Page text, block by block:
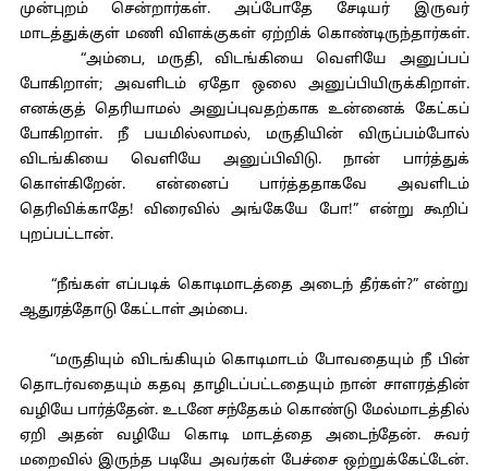
முன்புறம் சென்றார்கள். அப்போதே சேடியர் இருவர்
மாடத்துக்குள் மணி விளக்குகள் ஏற்றிக் கொண்டிருந்தார்கள்.
“அம்பை, மருதி, விடங்கியை வெளியே அனுப்பப்
போகிறாள்; அவளிடம் ஏதோ ஒலை அனுப்பியிருக்கிறாள்.
எனக்குத் தெரியாமல் அனுப்புவதற்காக உன்னைக் கேட்கப்
போகிறாள். நீ பயமில்லாமல், மருதியின் விருப்பம்போல்
விடங்கியை வெளியே அனுப்பிவிடு. நான் பார்த்துக்
கொள்கிறேன். என்னைப் பார்த்ததாகவே அவளிடம்
தெரிவிக்காதே! விரைவில் அங்கேயே போ!” என்று கூறிப்
புறப்பட்டான்.
“நீங்கள் எப்படிக் கொடிமாடத்தை அடைந் தீர்கள்?” என்று
ஆதுரத்தோடு கேட்டாள் அம்பை.
“மருதியும் விடங்கியும் கொடிமாடம் போவதையும் நீ பின்
தொடர்வதையும் கதவு தாழிடப்பட்டதையும் நான் சாளரத்தின்
வழியே பார்த்தேன். உடனே சந்தேகம் கொண்டு மேல்மாடத்தில்
ஏறி அதன் வழியே கொடி மாடத்தை அடைந்தேன். சுவர்
மறைவில் இருந்த படியே அவர்கள் பேச்சை ஒற்றுக்கேட்டேன்.